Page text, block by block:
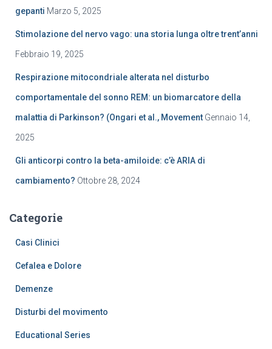
gepanti Marzo 5, 2025
Stimolazione del nervo vago: una storia lunga oltre trent’anni
Febbraio 19, 2025
Respirazione mitocondriale alterata nel disturbo
comportamentale del sonno REM: un biomarcatore della
malattia di Parkinson? (Ongari et al., Movement Gennaio 14,
2025
Gli anticorpi contro la beta-amiloide: c’è ARIA di
cambiamento? Ottobre 28, 2024
Categorie
Casi Clinici
Cefalea e Dolore
Demenze
Disturbi del movimento
Educational Series